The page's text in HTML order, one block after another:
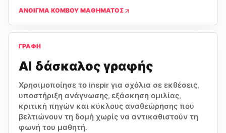
ΆΝΟΙΓΜΑ ΚΌΜΒΟΥ ΜΑΘΉΜΑΤΟΣ
ΓΡΑΦΉ
AI δάσκαλος γραφής
Χρησιμοποίησε το inspir για σχόλια σε εκθέσεις,
υποστήριξη ανάγνωσης, εξάσκηση ομιλίας,
κριτική πηγών και κύκλους αναθεώρησης που
βελτιώνουν τη δομή χωρίς να αντικαθιστούν τη
φωνή του μαθητή.